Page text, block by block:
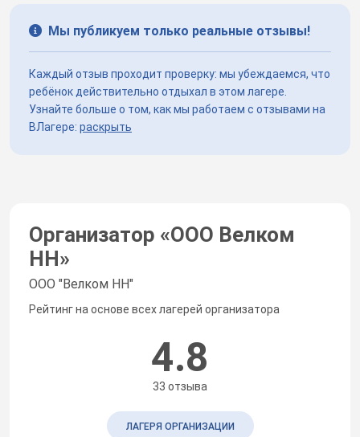
Мы публикуем только реальные отзывы!
Каждый отзыв проходит проверку: мы убеждаемся, что
ребёнок действительно отдыхал в этом лагере.
Узнайте больше о том, как мы работаем с отзывами на
ВЛагере: раскрыть
Организатор «ООО Велком
НН»
ООО "Велком НН"
Рейтинг на основе всех лагерей организатора
4.8
33 отзыва
ЛАГЕРЯ ОРГАНИЗАЦИИ